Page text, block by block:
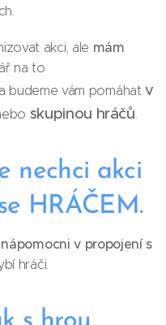
akci, ale mám
na to
budeme vám pomáhatv
skupinou hráčů.
nechci akci
HRÁČEM.
nápomocni v propojení s
hráči.